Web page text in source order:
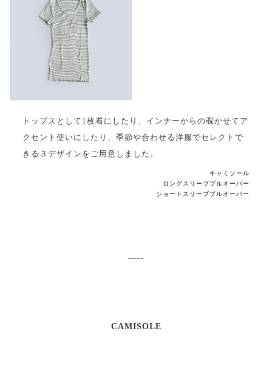
トップスとして1枚着にしたり、インナーからの覗かせてア
クセント使いにしたり、季節や合わせる洋服でセレクトで
きる３デザインをご用意しました。
キャミソール
ロングスリーブプルオーバー
ショートスリーブプルオーバー
-----
CAMISOLE